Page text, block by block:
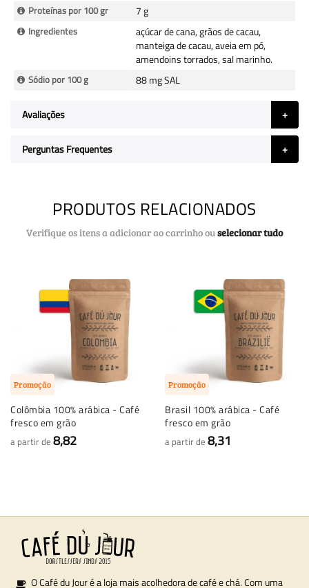
Proteínas por 100 gr 7 g
Ingredientes
açúcar de cana, grãos de cacau,
manteiga de cacau, aveia em pó,
amendoins torrados, sal marinho.
Sódio por 100 g 88 mg SAL
Avaliações
Perguntas Frequentes
PRODUTOS RELACIONADOS
Verifique os itens a adicionar ao carrinho ou selecionar tudo
Promoção
Colômbia 100% arábica - Café
fresco em grão
a partir de 8,82
Promoção
Brasil 100% arábica - Café
fresco em grão
a partir de 8,31
O Café du Jour é a loja mais acolhedora de café e chá. Com uma